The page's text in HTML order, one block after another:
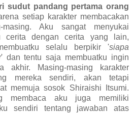
sudut pandang pertama orang
setiap karakter membacakan
masing. Aku sangat menyukai
cerita dengan cerita yang lain,
selalu berpikir 'siapa
' dan tentu saja membuatku ingin
akhir. Masing-masing karakter
mereka sendiri, akan tetapi
memuja sosok Shiraishi Itsumi.
membaca aku juga memiliki
sendiri tentang jawaban atas